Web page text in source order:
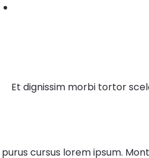
Et dignissim morbi tortor
purus cursus lorem ipsum.